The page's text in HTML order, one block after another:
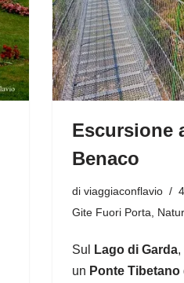
Escursione
Benaco
di viaggiaconflavio
Gite Fuori Porta,
Sul Lago di Garda,
un Ponte Tibetano